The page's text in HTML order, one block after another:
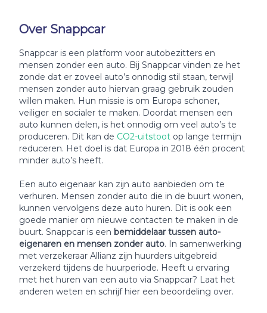
Over Snappcar
Snappcar is een platform voor autobezitters en
mensen zonder een auto. Bij Snappcar vinden ze het
zonde dat er zoveel auto’s onnodig stil staan, terwijl
mensen zonder auto hiervan graag gebruik zouden
willen maken. Hun missie is om Europa schoner,
veiliger en socialer te maken. Doordat mensen een
auto kunnen delen, is het onnodig om veel auto’s te
produceren. Dit kan de CO2-uitstoot op lange termijn
reduceren. Het doel is dat Europa in 2018 één procent
minder auto’s heeft.
Een auto eigenaar kan zijn auto aanbieden om te
verhuren. Mensen zonder auto die in de buurt wonen,
kunnen vervolgens deze auto huren. Dit is ook een
goede manier om nieuwe contacten te maken in de
buurt. Snappcar is een bemiddelaar tussen auto-
eigenaren en mensen zonder auto. In samenwerking
met verzekeraar Allianz zijn huurders uitgebreid
verzekerd tijdens de huurperiode. Heeft u ervaring
met het huren van een auto via Snappcar? Laat het
anderen weten en schrijf hier een beoordeling over.